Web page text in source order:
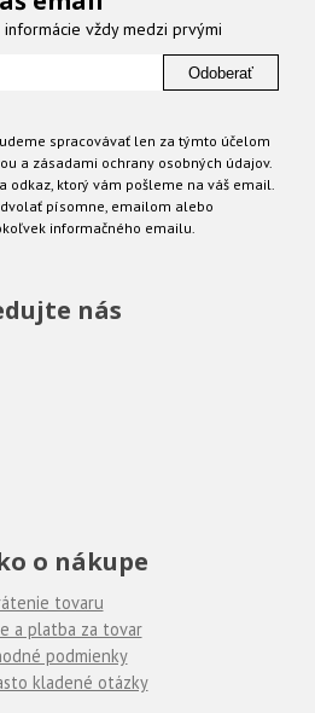
informácie vždy medzi prvými
Odoberať
spracovávať len za týmto účelom
a zásadami ochrany osobných údajov.
ktorý vám pošleme na váš email.
písomne, emailom alebo
informačného emailu.
nás
o nákupe
tovaru
a platba za tovar
podmienky
kladené otázky